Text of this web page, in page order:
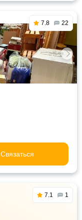
7.8 22
Связаться
7.1 1